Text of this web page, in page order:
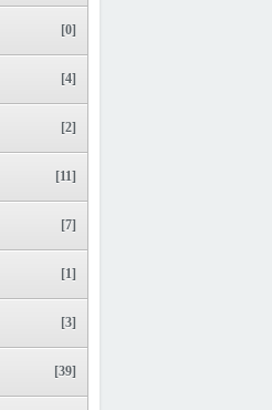
[0]
[4]
[2]
[11]
[7]
[1]
[3]
[39]